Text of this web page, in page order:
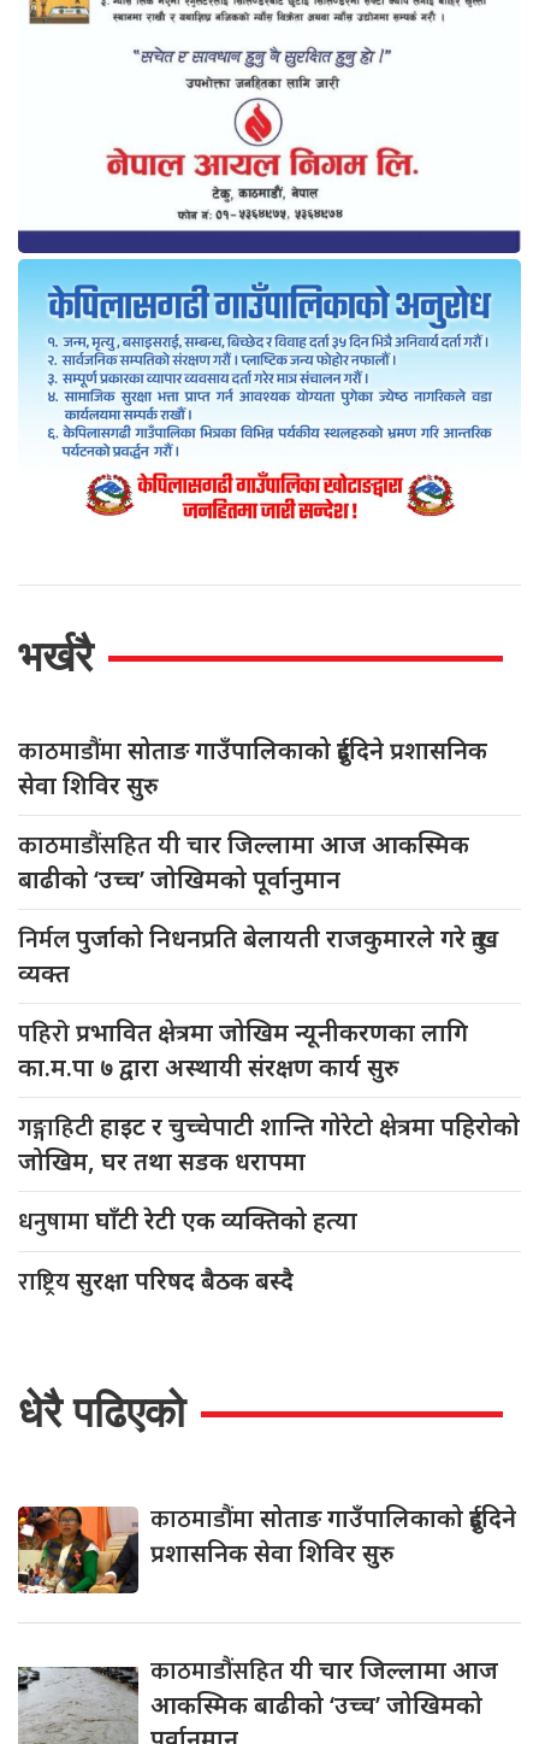
भर्खरै
काठमाडौंमासोताङ गाउँपालिकाको दुईदिने प्रशासनिक
सेवा शिविर सुरु
काठमाडौंसहितयी चार जिल्लामा आज आकस्मिक
बाढीको ‘उच्च’ जोखिमको पूर्वानुमान
निर्मलपुर्जाको निधनप्रति बेलायती राजकुमारले गरे दुःख
व्यक्त
पहिरोप्रभावित क्षेत्रमा जोखिम न्यूनीकरणका लागि
का.म.पा ७ द्वारा अस्थायी संरक्षण कार्य सुरु
गङ्गाहिटीहाइट र चुच्चेपाटी शान्ति गोरेटो क्षेत्रमा पहिरोको
जोखिम, घर तथा सडक धरापमा
धनुषामाघाँटी रेटी एक व्यक्तिको हत्या
राष्ट्रियसुरक्षा परिषद बैठक बस्दै
धेरै पढिएको
काठमाडौंमासोताङ गाउँपालिकाको दुईदिने
प्रशासनिक सेवा शिविर सुरु
काठमाडौंसहितयी चार जिल्लामा आज
आकस्मिक बाढीको ‘उच्च’ जोखिमको